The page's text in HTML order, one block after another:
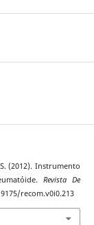
(2012). Instrumento
Revista De
recom.v0i0.213